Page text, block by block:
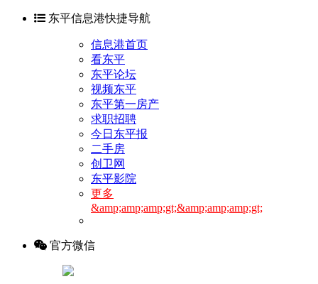
东平信息港快捷导航
信息港首页
看东平
东平论坛
视频东平
东平第一房产
求职招聘
今日东平报
二手房
创卫网
东平影院
更多
&amp;amp;amp;gt;&amp;amp;amp;gt;
官方微信